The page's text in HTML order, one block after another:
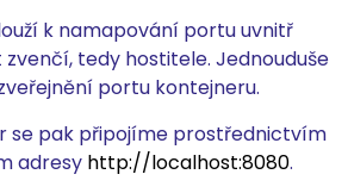
k namapování portu uvnitř
tedy hostitele. Jednouduše
portu kontejneru.
se pak připojíme prostřednictvím
adresy http://localhost:8080.